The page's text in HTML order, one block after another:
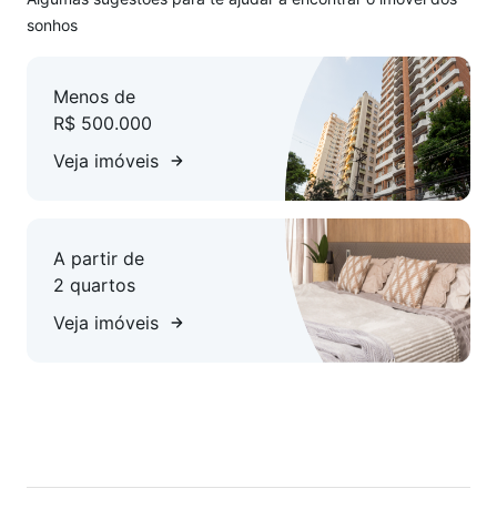
sonhos
Menos de
R$ 500.000
Veja imóveis
A partir de
2 quartos
Veja imóveis